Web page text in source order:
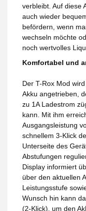
verbleibt. Auf diese
auch wieder
befördern, wenn
wechseln möchte
noch wertvolles
Komfortabel und
Der T-Rox Mod
Akku angetrieben,
zu 1A Ladestrom
kann. Mit ihm
Ausgangsleistung
schnellem 3-Klick
Unterseite des
Abstufungen
Display informiert
über den aktuellen
Leistungsstufe
Wunsch hin kann
(2-Klick), um den